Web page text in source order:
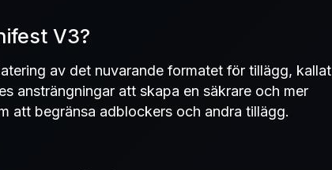
V3?
av det nuvarande formatet för tillägg, kallat
ansträngningar att skapa en säkrare och mer
att begränsa adblockers och andra tillägg.